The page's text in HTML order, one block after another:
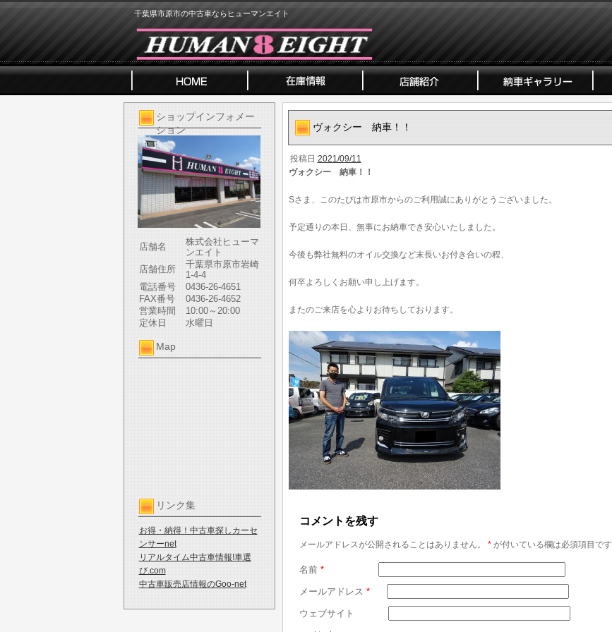
千葉県市原市の中古車ならヒューマンエイト
ショップインフォメー
ション
店舗名
株式会社ヒューマ
ンエイト
店舗住所
千葉県市原市岩崎
1-4-4
電話番号
0436-26-4651
FAX番号
0436-26-4652
営業時間
10:00～20:00
定休日
水曜日
Map
リンク集
お得・納得！中古車探しカーセ
ンサーnet
リアルタイム中古車情報!車選
び.com
中古車販売店情報のGoo-net
ヴォクシー 納車！！
投稿日 2021/09/11
ヴォクシー 納車！！
Sさま、このたびは市原市からのご利用誠にありがとうございました。
予定通りの本日、無事にお納車でき安心いたしました。
今後も弊社無料のオイル交換など末長いお付き合いの程、
何卒よろしくお願い申し上げます。
またのご来店を心よりお待ちしております。
コメントを残す
メールアドレスが公開されることはありません。 *が付いている欄は必須項目です
名前 *
メールアドレス *
ウェブサイト